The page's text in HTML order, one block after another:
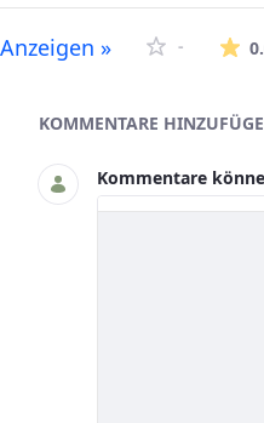
Anzeigen » -
Asset-
KOMMENTARE
Kommentare